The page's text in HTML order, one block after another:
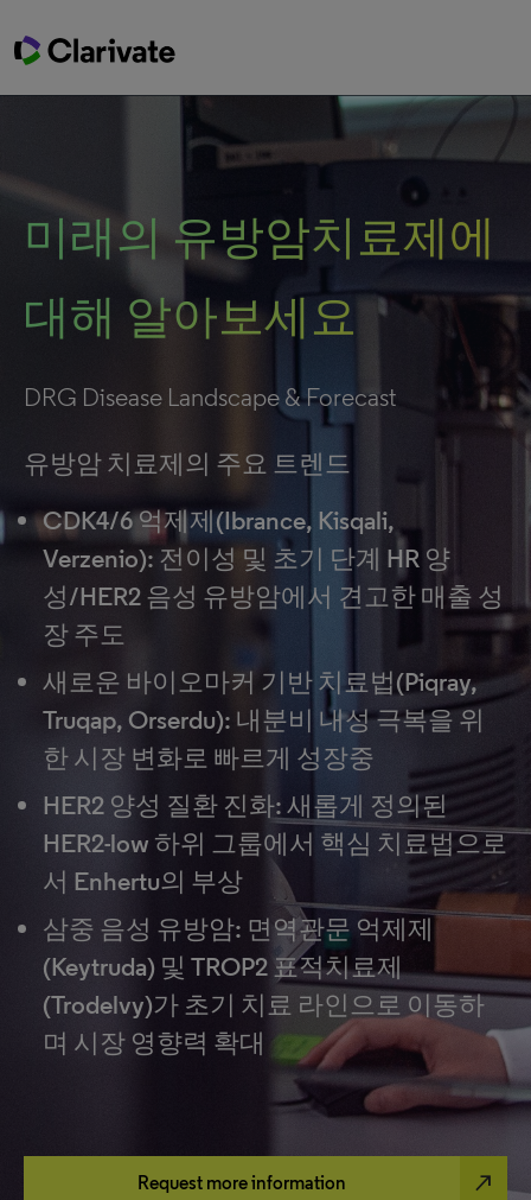
미래의 유방암치료제에
대해 알아보세요
DRG Disease Landscape & Forecast
유방암 치료제의 주요 트렌드
CDK4/6 억제제(Ibrance, Kisqali,
Verzenio): 전이성 및 초기 단계 HR 양
성/HER2 음성 유방암에서 견고한 매출 성
장 주도
새로운 바이오마커 기반 치료법(Piqray,
Truqap, Orserdu): 내분비 내성 극복을 위
한 시장 변화로 빠르게 성장중
HER2 양성 질환 진화: 새롭게 정의된
HER2-low 하위 그룹에서 핵심 치료법으로
서 Enhertu의 부상
삼중 음성 유방암: 면역관문 억제제
(Keytruda) 및 TROP2 표적치료제
(Trodelvy)가 초기 치료 라인으로 이동하
며 시장 영향력 확대
Request more information north_east